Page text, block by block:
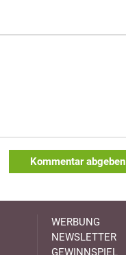
Kommentar abgeben
WERBUNG
NEWSLETTER
GEWINNSPIEL